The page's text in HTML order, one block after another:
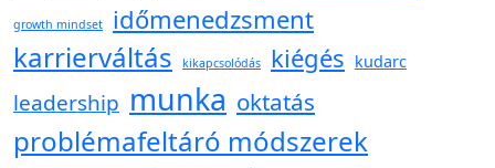
growth mindset időmenedzsment
karrierváltás kikapcsolódás kiégés kudarc
leadership munka oktatás
problémafeltáró módszerek